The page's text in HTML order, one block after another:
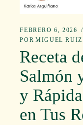
FEBRERO 6, 2026
POR MIGUEL RUIZ
Receta
Salmón
y
en Tus